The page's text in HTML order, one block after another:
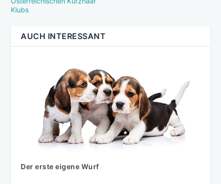
Klubs
AUCH INTERESSANT
Der erste eigene Wurf